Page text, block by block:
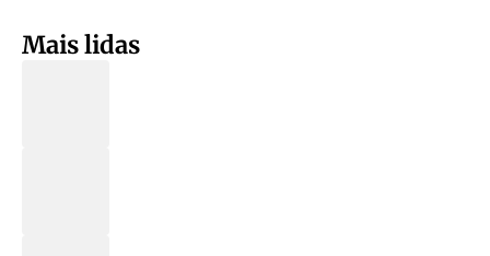
Mais lidas